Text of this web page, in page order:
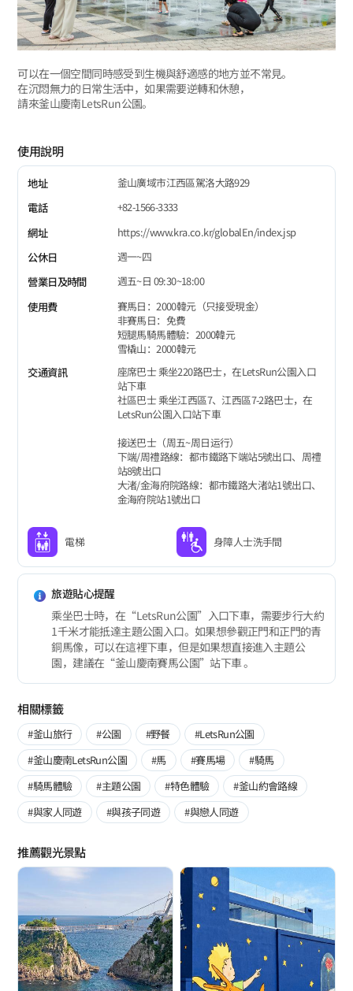
可以在一個空間同時感受到生機與舒適感的地方並不常見。
在沉悶無力的日常生活中，如果需要逆轉和休憩，
請來釜山慶南LetsRun公園。
使用說明
地址
釜山廣域市江西區駕洛大路929
電話
+82-1566-3333
網址
https://www.kra.co.kr/globalEn/index.jsp
公休日
週一~四
營業日及時間
週五~日 09:30~18:00
使用費
賽馬日：2000韓元（只接受現金）
非賽馬日：免費
短腿馬騎馬體驗：2000韓元
雪橇山：2000韓元
交通資訊
座席巴士 乘坐220路巴士，在LetsRun公園入口
站下車
社區巴士 乘坐江西區7、江西區7-2路巴士，在
LetsRun公園入口站下車
接送巴士（周五~周日运行）
下端/周禮路線：都市鐵路下端站5號出口、周禮
站8號出口
大渚/金海府院路線：都市鐵路大渚站1號出口、
金海府院站1號出口
電梯 身障人士洗手間
旅遊貼心提醒
乘坐巴士時，在“LetsRun公園”入口下車，需要步行大約
1千米才能抵達主題公園入口。如果想參觀正門和正門的青
銅馬像，可以在這裡下車，但是如果想直接進入主題公
園，建議在“釜山慶南賽馬公園”站下車 。
相關標籤
#釜山旅行 #公園 #野餐
#LetsRun公園
#釜山慶南LetsRun公園
#馬 #賽馬場
#騎馬
#騎馬體驗
#主題公園 #特色體驗
#釜山約會路線
#與家人同遊
#與孩子同遊 #與戀人同遊
推薦觀光景點